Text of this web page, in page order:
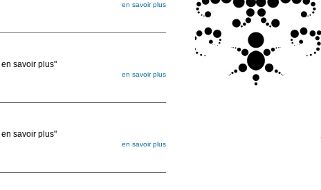
en savoir plus
en savoir plus"
en savoir plus
en savoir plus"
en savoir plus